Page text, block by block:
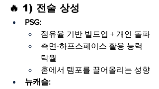
🔥 1) 전술 상성
PSG:
점유율 기반 빌드업 + 개인 돌파
측면-하프스페이스 활용 능력
탁월
홈에서 템포를 끌어올리는 성향
뉴캐슬: